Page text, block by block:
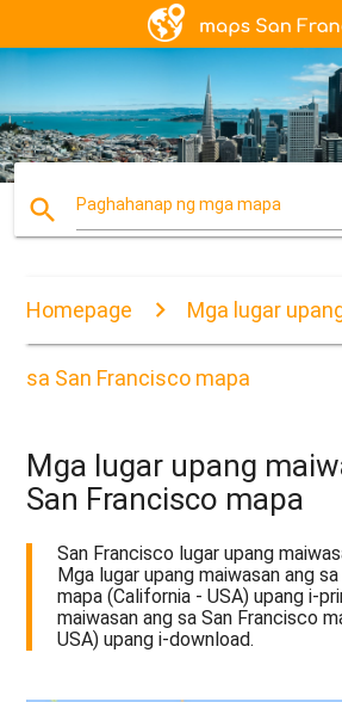
search Paghahanap ng mga mapa
Homepage Mga lugar
sa San Francisco mapa
Mga lugar upang
San Francisco mapa
San Francisco lugar upang
Mga lugar upang maiwasan ang
mapa (California - USA) upang i-
maiwasan ang sa San Francisco
USA) upang i-download.